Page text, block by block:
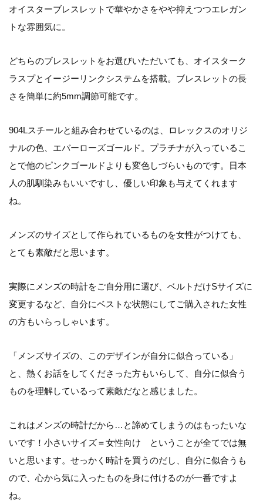
オイスターブレスレットで華やかさをやや抑えつつエレガン
トな雰囲気に。
どちらのブレスレットをお選びいただいても、オイスターク
ラスプとイージーリンクシステムを搭載。ブレスレットの長
さを簡単に約5mm調節可能です。
904Lスチールと組み合わせているのは、ロレックスのオリジ
ナルの色、エバーローズゴールド。プラチナが入っているこ
とで他のピンクゴールドよりも変色しづらいものです。日本
人の肌馴染みもいいですし、優しい印象も与えてくれます
ね。
メンズのサイズとして作られているものを女性がつけても、
とても素敵だと思います。
実際にメンズの時計をご自分用に選び、ベルトだけSサイズに
変更するなど、自分にベストな状態にしてご購入された女性
の方もいらっしゃいます。
「メンズサイズの、このデザインが自分に似合っている」
と、熱くお話をしてくださった方もいらして、自分に似合う
ものを理解しているって素敵だなと感じました。
これはメンズの時計だから…と諦めてしまうのはもったいな
いです！小さいサイズ＝女性向け ということが全てでは無
いと思います。せっかく時計を買うのだし、自分に似合うも
ので、心から気に入ったものを身に付けるのが一番ですよ
ね。